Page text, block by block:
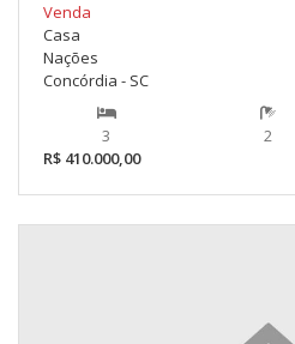
Venda
Casa
Nações
Concórdia - SC
3 2
R$ 410.000,00